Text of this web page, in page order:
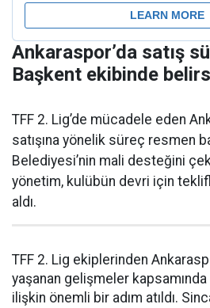
Ankaraspor’da satış
Başkent ekibinde
TFF 2. Lig’de mücadele eden
satışına yönelik süreç resmen
Belediyesi’nin mali desteğini
yönetim, kulübün devri için
aldı.
TFF 2. Lig ekiplerinden
yaşanan gelişmeler
ilişkin önemli bir adım atıldı.